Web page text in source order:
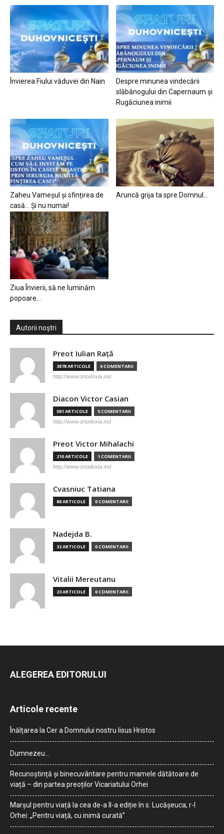
Învierea Fiului văduvei din Nain
Despre minunea vindecării
slăbănogului din Capernaum și
Rugăciunea inimii
Zaheu Vameșul și sfințirea de
casă… Și nu numai!
Aruncă grija ta spre Domnul…
Ziua Învierii, să ne luminăm
popoare…
Autorii noștri
Preot Iulian Raţă
3878 ARTICOLE 6 COMENTARII
http://www.ortodoxia.md
Diacon Victor Casian
581 ARTICOLE 5 COMENTARII
http://www.ortodoxia.md
Preot Victor Mihalachi
210 ARTICOLE 1 COMENTARII
http://www.ortodoxia.md
Cvasniuc Tatiana
88 ARTICOLE 0 COMENTARII
Nadejda B.
32 ARTICOLE 0 COMENTARII
Vitalii Mereutanu
23 ARTICOLE 0 COMENTARII
ALEGEREA EDITORULUI
Articole recente
Înălțarea la Cer a Domnului nostru Iisus Hristos
Dumnezeu…
Recunoștință și binecuvântare pentru mamele dătătoare de
viață – din partea preoților Vicariatului Orhei
Marșul pentru viață la cea de-a II-a ediție în s. Lucășeuca, r-l
Orhei: „Pentru viață, cu inimă curată”